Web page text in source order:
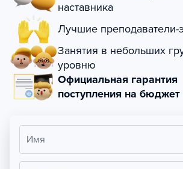
наставника
Лучшие преподаватели-
Занятия в небольших
уровню
Официальная гарантия
поступления на бюджет
Имя